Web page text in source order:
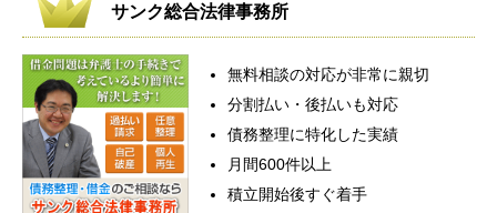
サンク総合法律事務所
無料相談の対応が非常に親切
分割払い・後払いも対応
債務整理に特化した実績
月間600件以上
積立開始後すぐ着手